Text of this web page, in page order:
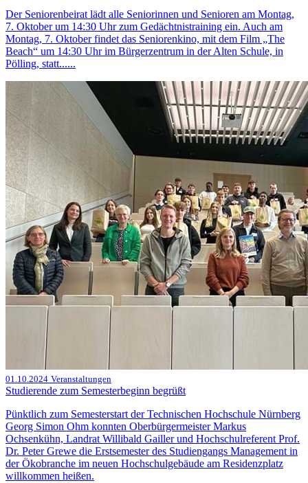
Der Seniorenbeirat lädt alle Seniorinnen und Senioren am Montag,
7. Oktober um 14:30 Uhr zum Gedächtnistraining ein. Auch am
Montag, 7. Oktober findet das Seniorenkino, mit dem Film „The
Beach“ um 14:30 Uhr im Bürgerzentrum in der Alten Schule, in
Pölling, statt......
01.10.2024 Veranstaltungen
Studierende zum Semesterbeginn begrüßt
Pünktlich zum Semesterstart der Technischen Hochschule Nürnberg
Georg Simon Ohm konnten Oberbürgermeister Markus
Ochsenkühn, Landrat Willibald Gailler und Hochschulreferent Prof.
Dr. Peter Grewe die Erstsemester des Studiengangs Management in
der Ökobranche im neuen Hochschulgebäude am Residenzplatz
willkommen heißen.